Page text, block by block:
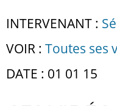
INTERVENANT :
VOIR : Toutes ses
DATE : 01 01 15